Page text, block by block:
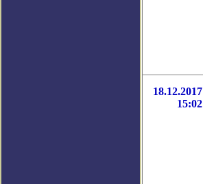
18.12.2017
15:02